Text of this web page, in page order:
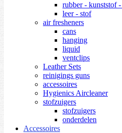
rubber - kunststof
leer - stof
air fresheners
cans
hanging
liquid
ventclips
Leather Sets
reinigings guns
accessoires
Hygienics Aircleaner
stofzuigers
stofzuigers
onderdelen
Accessoires